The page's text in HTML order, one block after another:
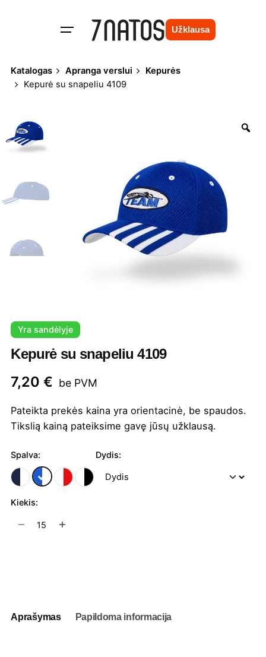
Užklausa
Katalogas Apranga verslui
Kepurės
Kepurė su snapeliu 4109
Yra sandėlyje
Kepurė su snapeliu 4109
7,20€ be PVM
Pateikta prekės kaina yra orientacinė, be spaudos.
Tikslią kainą pateiksime gavę jūsų užklausą.
Spalva: Dydis:
Kiekis:
produkto
Aprašymas Papildoma informacija